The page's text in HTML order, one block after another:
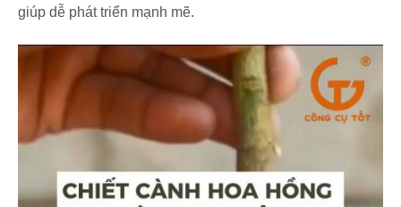
giúp dễ phát triển mạnh mẽ.